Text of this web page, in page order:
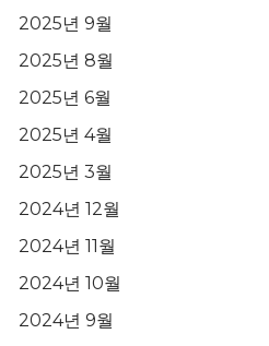
2025년 9월
2025년 8월
2025년 6월
2025년 4월
2025년 3월
2024년 12월
2024년 11월
2024년 10월
2024년 9월